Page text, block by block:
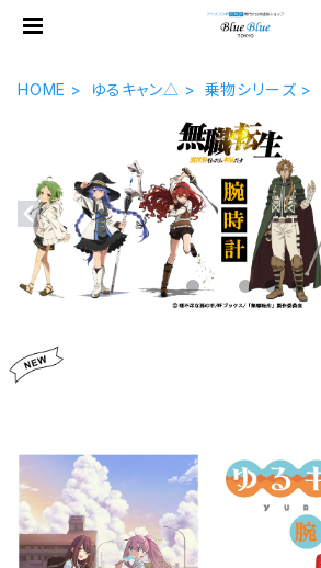
HOME ゆるキャン△ 乗物シリーズ